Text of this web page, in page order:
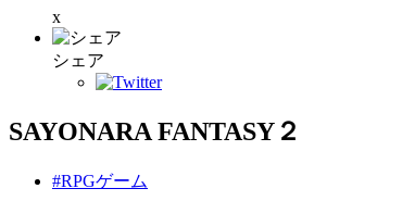
x
シェア
SAYONARA FANTASY２
#RPGゲーム